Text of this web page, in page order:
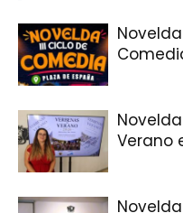
Verano